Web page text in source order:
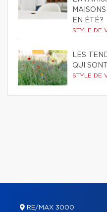
EN ÉTÉ?
STYLE DE
LES
QUI
STYLE DE
RE/MAX 3000